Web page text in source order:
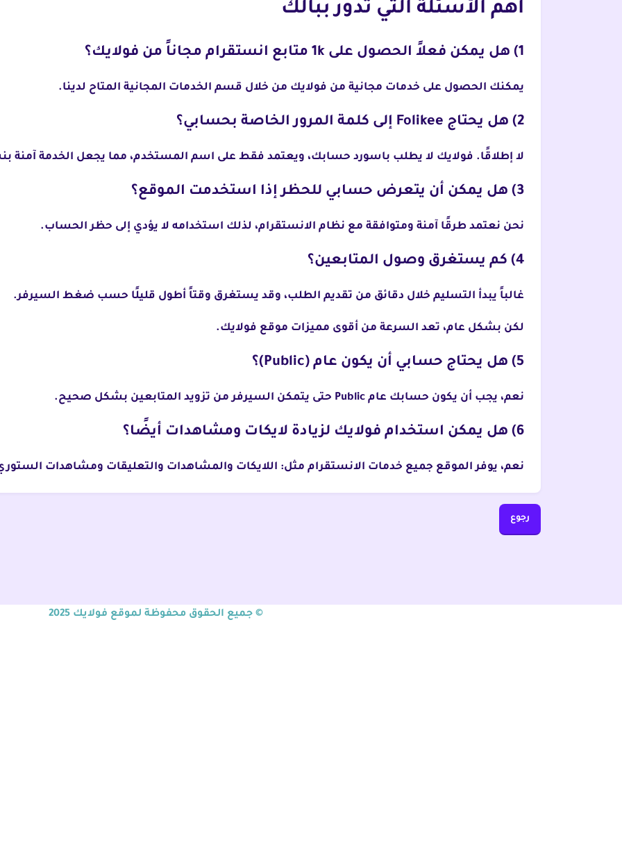
أهم الأسئلة التي تدور ببالك
1) هل يمكن فعلاً الحصول على 1k متابع انستقرام مجاناً من فولايك؟
يمكنك الحصول على خدمات مجانية من فولايك من خلال قسم الخدمات المجانية المتاح لدينا.
2) هل يحتاج Folikee إلى كلمة المرور الخاصة بحسابي؟
لا إطلاقًا. فولايك لا يطلب باسورد حسابك، ويعتمد فقط على اسم المستخدم، مما يجعل الخدمة آمنة بنسبة
3) هل يمكن أن يتعرض حسابي للحظر إذا استخدمت الموقع؟
نحن نعتمد طرقًا آمنة ومتوافقة مع نظام الانستقرام، لذلك استخدامه لا يؤدي إلى حظر الحساب.
4) كم يستغرق وصول المتابعين؟
غالباً يبدأ التسليم خلال دقائق من تقديم الطلب، وقد يستغرق وقتاً أطول قليلًا حسب ضغط السيرفر.
لكن بشكل عام، تعد السرعة من أقوى مميزات موقع فولايك.
5) هل يحتاج حسابي أن يكون عام (Public)؟
نعم، يجب أن يكون حسابك عام Public حتى يتمكن السيرفر من تزويد المتابعين بشكل صحيح.
6) هل يمكن استخدام فولايك لزيادة لايكات ومشاهدات أيضًا؟
نعم، يوفر الموقع جميع خدمات الانستقرام مثل: اللايكات والمشاهدات والتعليقات ومشاهدات
رجوع
© جميع الحقوق محفوظة لموقع فولايك 2025